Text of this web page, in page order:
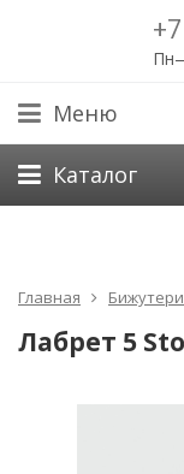
Меню
Каталог
Главная
Лабрет 5